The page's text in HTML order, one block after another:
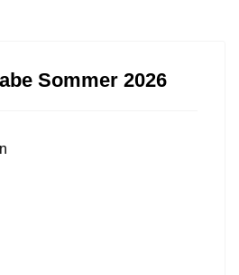
– eine aufregende Zeit
Sommer 2026